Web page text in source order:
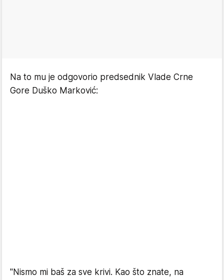
Na to mu je odgovorio predsednik Vlade Crne
Gore Duško Marković:
"Nismo mi baš za sve krivi. Kao što znate, na